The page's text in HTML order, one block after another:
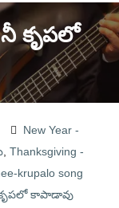
నీ కృపలో
New Year -
, Thanksgiving -
krupalo song
కృపలో కాపాడావు